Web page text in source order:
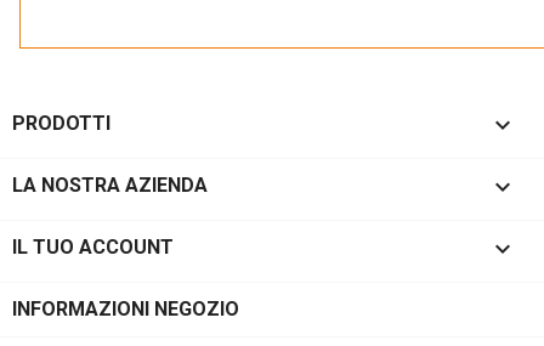
PRODOTTI 
LA NOSTRA AZIENDA 
IL TUO ACCOUNT 
INFORMAZIONI NEGOZIO